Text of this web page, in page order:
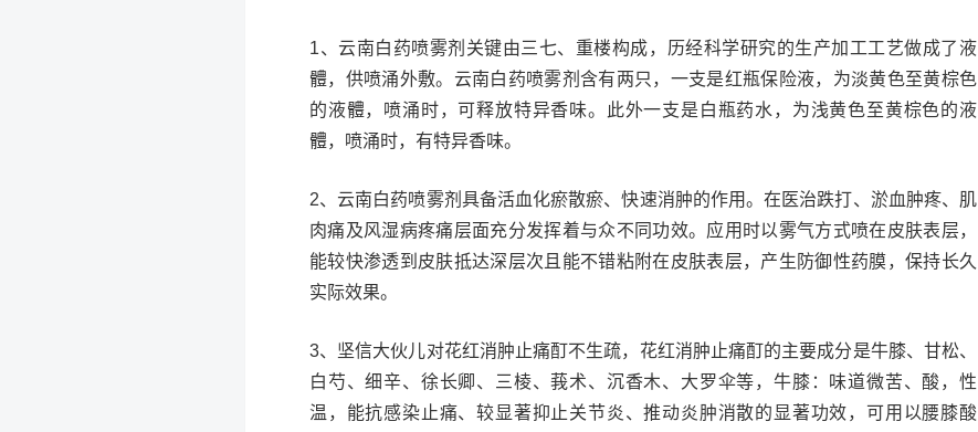
1、云南白药喷雾剂关键由三七、重楼构成，历经科学研究的生产加工工艺做成了液
體，供喷涌外敷。云南白药喷雾剂含有两只，一支是红瓶保险液，为淡黄色至黄棕色
的液體，喷涌时，可释放特异香味。此外一支是白瓶药水，为浅黄色至黄棕色的液
體，喷涌时，有特异香味。
2、云南白药喷雾剂具备活血化瘀散瘀、快速消肿的作用。在医治跌打、淤血肿疼、肌
肉痛及风湿病疼痛层面充分发挥着与众不同功效。应用时以雾气方式喷在皮肤表层，
能较快渗透到皮肤抵达深层次且能不错粘附在皮肤表层，产生防御性药膜，保持长久
实际效果。
3、坚信大伙儿对花红消肿止痛酊不生疏，花红消肿止痛酊的主要成分是牛膝、甘松、
白芍、细辛、徐长卿、三棱、莪术、沉香木、大罗伞等，牛膝：味道微苦、酸，性
温，能抗感染止痛、较显著抑止关节炎、推动炎肿消散的显著功效，可用以腰膝酸